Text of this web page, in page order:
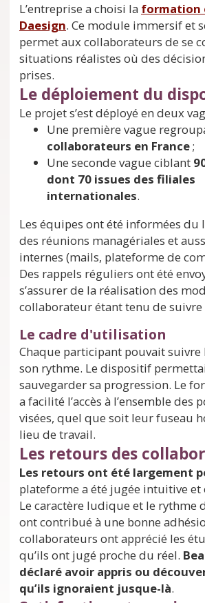
L’entreprise a choisi la formation
Daesign. Ce module immersif et
permet aux collaborateurs de se
situations réalistes où des
prises.
Le déploiement du
Le projet s’est déployé en deux
Une première vague
collaborateurs en France;
Une seconde vague ciblant
dont 70 issues des filiales
internationales.
Les équipes ont été informées du
des réunions managériales et
internes (mails, plateforme de
Des rappels réguliers ont été
s’assurer de la réalisation des
collaborateur étant tenu de
Le cadre d'utilisation
Chaque participant pouvait
son rythme. Le dispositif
sauvegarder sa progression. Le
a facilité l’accès à l’ensemble des
visées, quel que soit leur fuseau
lieu de travail.
Les retours des
Les retours ont été largement
plateforme a été jugée intuitive
Le caractère ludique et le rythme
ont contribué à une bonne
collaborateurs ont apprécié les
qu’ils ont jugé proche du réel.
déclaré avoir appris ou
qu’ils ignoraient jusque-là.